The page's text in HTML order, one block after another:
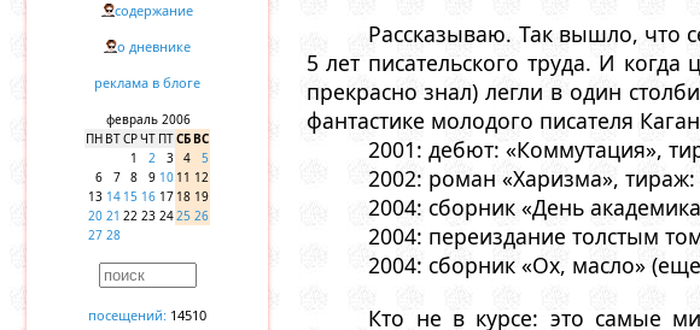
содержание
о дневнике
реклама в блоге
февраль 2006
ПН ВТСРЧТ ПТСБВС
1
2 3 4
5
6
7 8 9 10 11 12
13 14 15 16 17 18 19
20 21 22 23 2425 26
27 28
посещений: 14510
Рассказываю. Так вышло, что
5 лет писательского труда. И
прекрасно знал) легли в один
фантастике молодого писателя
2001: дебют: «Коммутация»,
2002: роман «Харизма», тираж:
2004: сборник «День
2004: переиздание толстым
2004: сборник «Ох, масло»
Кто не в курсе: это самые